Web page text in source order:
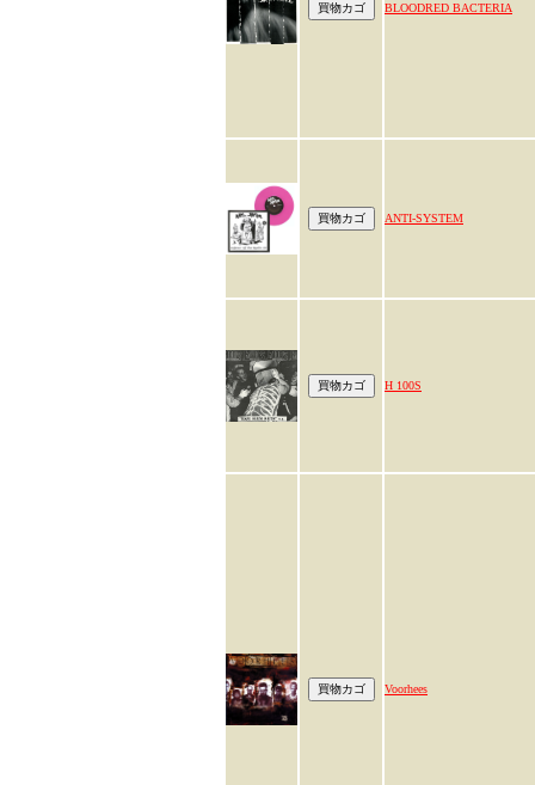
BLOODRED BACTERIA
ANTI-SYSTEM
H 100S
Voorhees